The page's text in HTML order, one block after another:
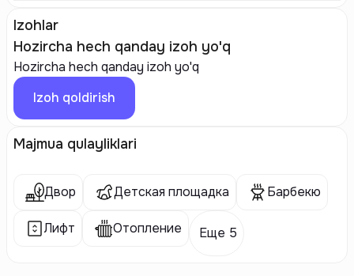
Izohlar
Hozircha hech qanday izoh yo'q
Hozircha hech qanday izoh yo'q
Izoh qoldirish
Majmua qulayliklari
Двор Детская площадка Барбекю
Лифт Отопление Еще 5